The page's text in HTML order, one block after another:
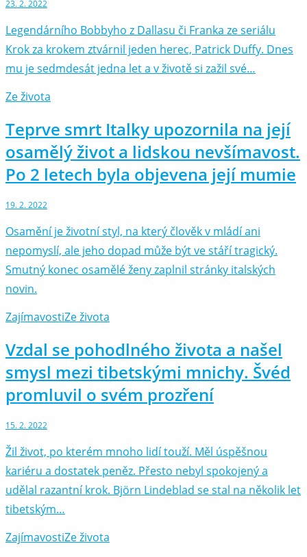
23. 2. 2022
Legendárního Bobbyho z Dallasu či Franka ze seriálu
Krok za krokem ztvárnil jeden herec, Patrick Duffy. Dnes
mu je sedmdesát jedna let a v životě si zažil své…
Ze života
Teprve smrt Italky upozornila na její
osamělý život a lidskou nevšímavost.
Po 2 letech byla objevena její mumie
19. 2. 2022
Osamění je životní styl, na který člověk v mládí ani
nepomyslí, ale jeho dopad může být ve stáří tragický.
Smutný konec osamělé ženy zaplnil stránky italských
novin.
ZajímavostiZe života
Vzdal se pohodlného života a našel
smysl mezi tibetskými mnichy. Švéd
promluvil o svém prozření
15. 2. 2022
Žil život, po kterém mnoho lidí touží. Měl úspěšnou
kariéru a dostatek peněz. Přesto nebyl spokojený a
udělal razantní krok. Björn Lindeblad se stal na několik let
tibetským…
ZajímavostiZe života